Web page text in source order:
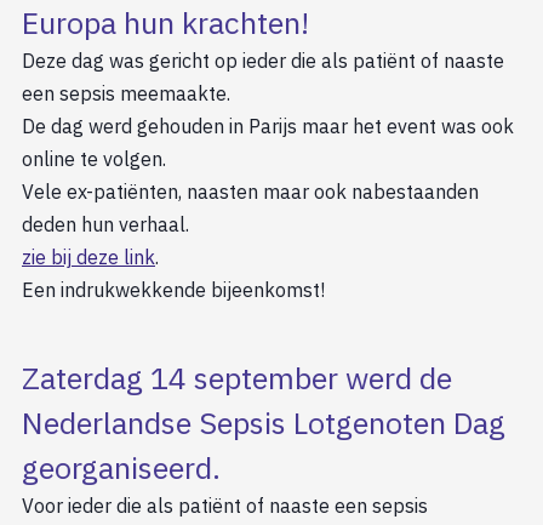
Europa hun krachten!
Deze dag was gericht op ieder die als patiënt of naaste
een sepsis meemaakte.
De dag werd gehouden in Parijs maar het event was ook
online te volgen.
Vele ex-patiënten, naasten maar ook nabestaanden
deden hun verhaal.
zie bij deze link.
Een indrukwekkende bijeenkomst!
Zaterdag 14 september werd de
Nederlandse Sepsis Lotgenoten Dag
georganiseerd.
Voor ieder die als patiënt of naaste een sepsis